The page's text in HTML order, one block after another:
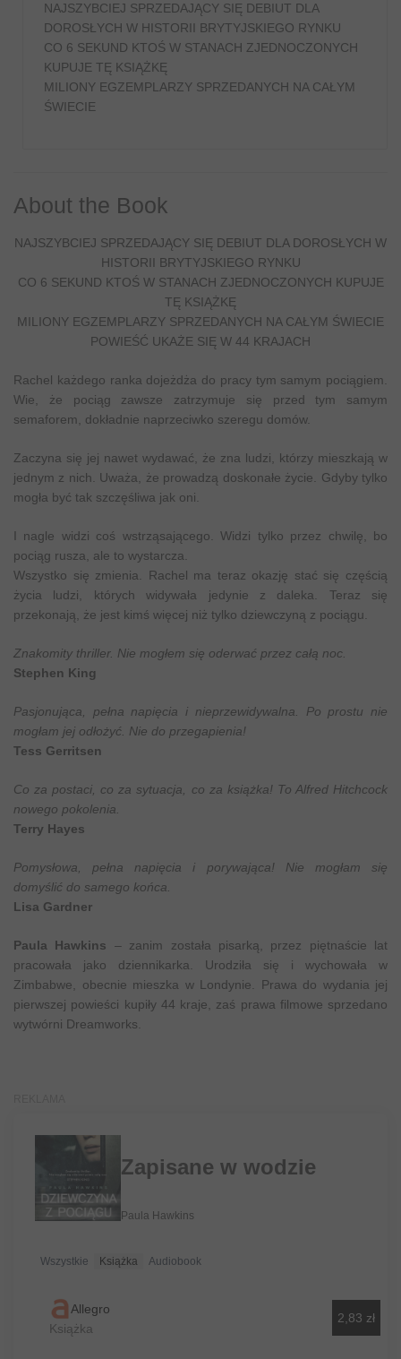
NAJSZYBCIEJ SPRZEDAJĄCY SIĘ DEBIUT DLA
DOROSŁYCH W HISTORII BRYTYJSKIEGO RYNKU
CO 6 SEKUND KTOŚ W STANACH ZJEDNOCZONYCH
KUPUJE TĘ KSIĄŻKĘ
MILIONY EGZEMPLARZY SPRZEDANYCH NA CAŁYM
ŚWIECIE
About the Book
NAJSZYBCIEJ SPRZEDAJĄCY SIĘ DEBIUT DLA DOROSŁYCH W
HISTORII BRYTYJSKIEGO RYNKU
CO 6 SEKUND KTOŚ W STANACH ZJEDNOCZONYCH KUPUJE
TĘ KSIĄŻKĘ
MILIONY EGZEMPLARZY SPRZEDANYCH NA CAŁYM ŚWIECIE
POWIEŚĆ UKAŻE SIĘ W 44 KRAJACH
Rachel każdego ranka dojeżdża do pracy tym samym pociągiem.
Wie, że pociąg zawsze zatrzymuje się przed tym samym
semaforem, dokładnie naprzeciwko szeregu domów.
Zaczyna się jej nawet wydawać, że zna ludzi, którzy mieszkają w
jednym z nich. Uważa, że prowadzą doskonałe życie. Gdyby tylko
mogła być tak szczęśliwa jak oni.
I nagle widzi coś wstrząsającego. Widzi tylko przez chwilę, bo
pociąg rusza, ale to wystarcza.
Wszystko się zmienia. Rachel ma teraz okazję stać się częścią
życia ludzi, których widywała jedynie z daleka. Teraz się
przekonają, że jest kimś więcej niż tylko dziewczyną z pociągu.
Znakomity thriller. Nie mogłem się oderwać przez całą noc.
Stephen King
Pasjonująca, pełna napięcia i nieprzewidywalna. Po prostu nie
mogłam jej odłożyć. Nie do przegapienia!
Tess Gerritsen
Co za postaci, co za sytuacja, co za książka! To Alfred Hitchcock
nowego pokolenia.
Terry Hayes
Pomysłowa, pełna napięcia i porywająca! Nie mogłam się
domyślić do samego końca.
Lisa Gardner
Paula Hawkins – zanim została pisarką, przez piętnaście lat
pracowała jako dziennikarka. Urodziła się i wychowała w
Zimbabwe, obecnie mieszka w Londynie. Prawa do wydania jej
pierwszej powieści kupiły 44 kraje, zaś prawa filmowe sprzedano
wytwórni Dreamworks.